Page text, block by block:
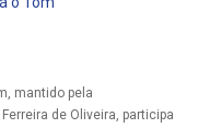
mantido pela
de Oliveira, participa